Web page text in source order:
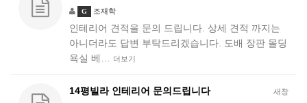
G 조재학
인테리어 견적을 문의 드립니다. 상세 견적 까지는
아니더라도 답변 부탁드리겠습니다. 도배 장판 몰딩
욕실 베…
더보기
새창
14평빌라 인테리어 문의드립니다